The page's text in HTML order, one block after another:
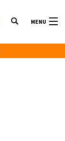
MENU